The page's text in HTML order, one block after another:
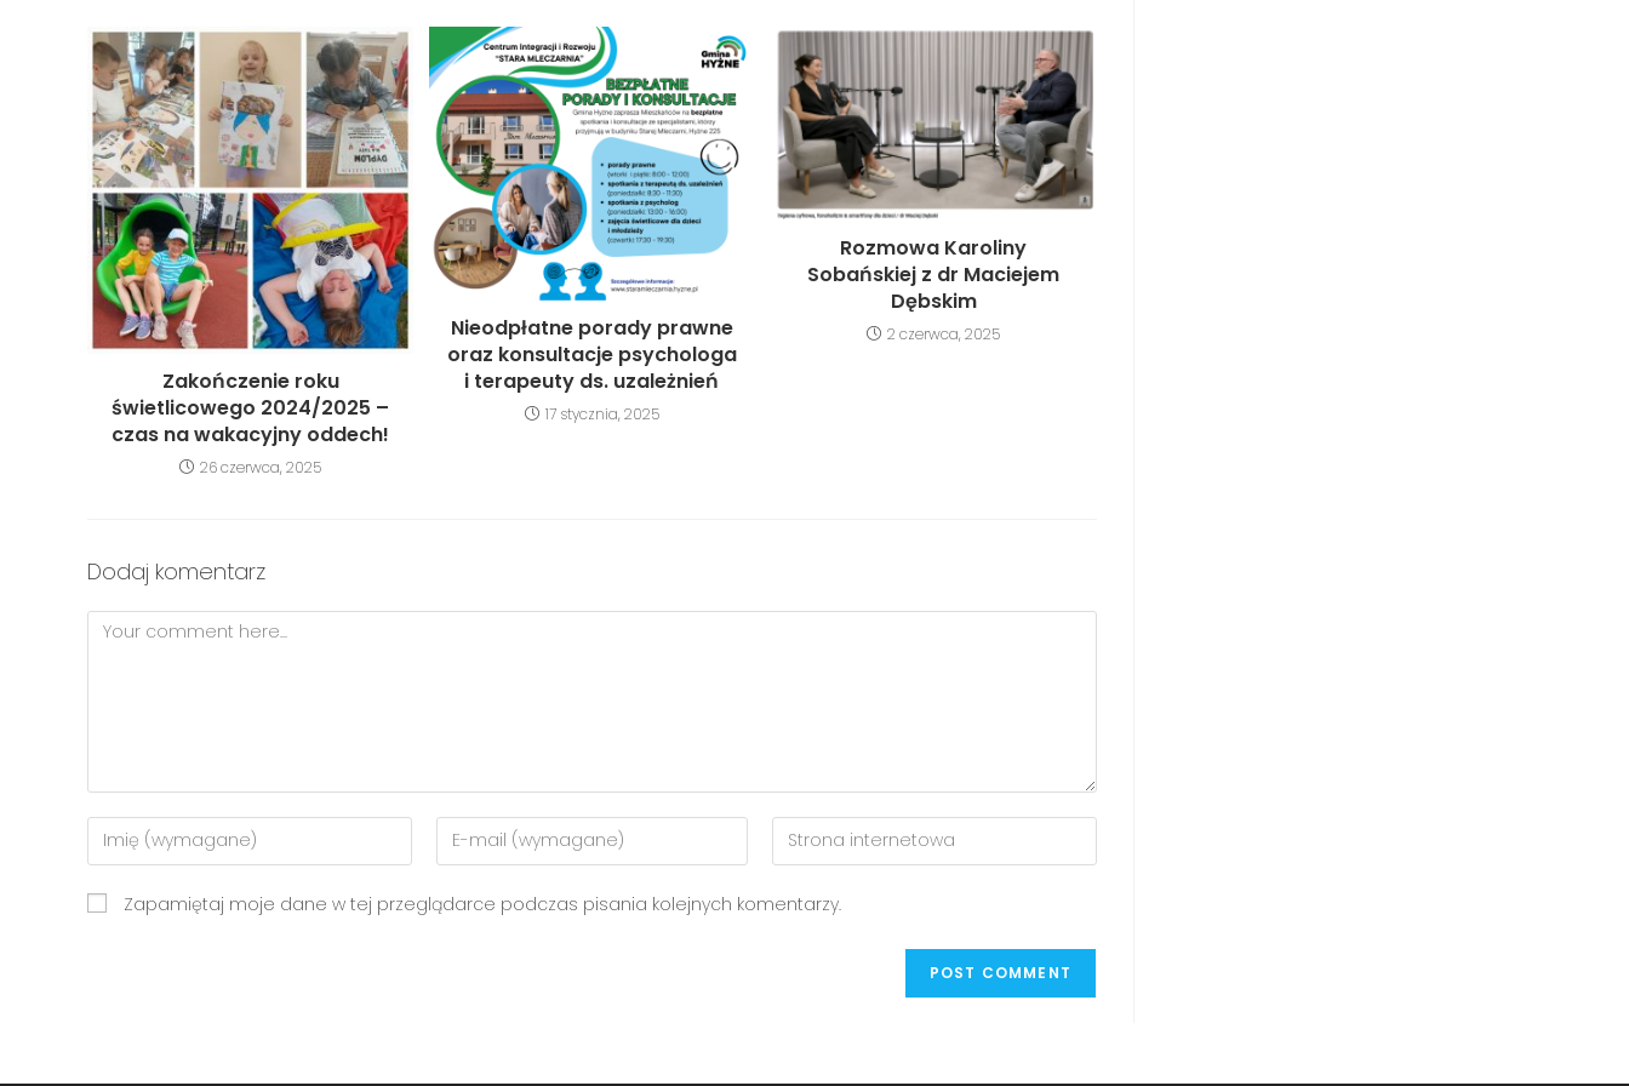
Zakończenie roku
świetlicowego 2024/2025 –
czas na wakacyjny oddech!
26 czerwca, 2025
Nieodpłatne porady prawne
oraz konsultacje psychologa
i terapeuty ds. uzależnień
17 stycznia, 2025
Rozmowa Karoliny
Sobańskiej z dr Maciejem
Dębskim
2 czerwca, 2025
Dodaj komentarz
Zapamiętaj moje dane w tej przeglądarce podczas pisania kolejnych komentarzy.